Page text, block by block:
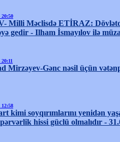
20:50
Milli Məclisdə ETİRAZ:
gedir - Ilham İsmayılov ilə
20:11
Mirzəyev-Gənc nəsil üçün
12:58
kimi soyqırımlarını yenidən
hissi güclü olmalıdır -